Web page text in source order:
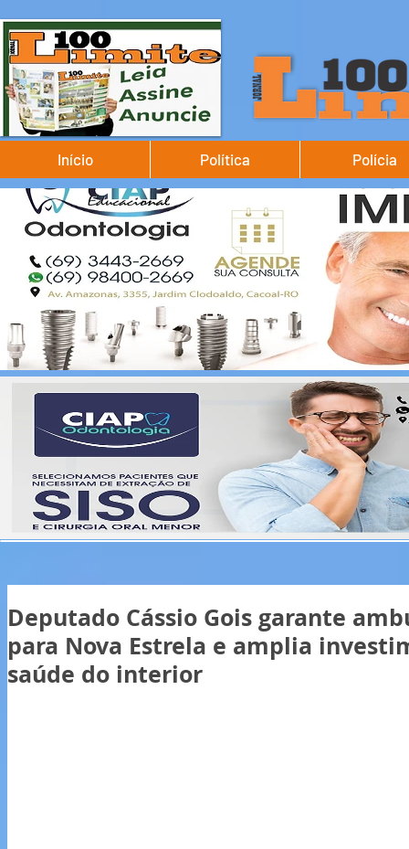
Início Política Polícia
Deputado Cássio Gois garante
para Nova Estrela e amplia
saúde do interior